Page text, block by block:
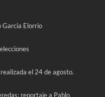
Garcia Elorrio
el 24 de agosto.
reportaje a Pablo